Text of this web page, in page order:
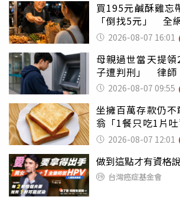
買195元鹹酥雞忘
「倒找5元」 全
灣 2026-08-07 16:01
母親過世當天提
子遭判刑」 律師
罪 2026-08-07 09:55
坐擁百萬存款仍
翁「1餐只吃1片
瘦嚇壞女兒
2026-08-07 12:01
做到這點才有資格
台灣癌症基金會